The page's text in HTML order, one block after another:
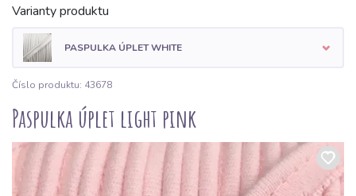
Varianty produktu
PASPULKA ÚPLET WHITE
Číslo produktu: 43678
Paspulka úplet light pink